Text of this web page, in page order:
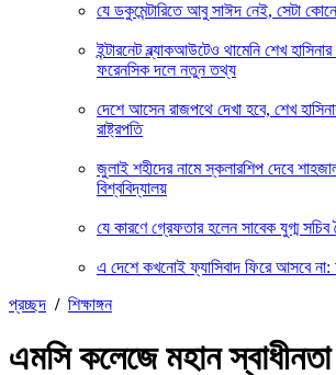
যে ডকুমেন্টারিতে আবু সাঈদ নেই, সেটা কোনো
ইন্টারনেট ব্ল্যাকআউটেও থামেনি শেখ
ফরেনসিক দলে নতুন তথ্য
দেশে আসেন রাজপথে দেখা হবে, শেখ
রাষ্ট্রপতি
জুলাই শহীদের নামে স্কলারশিপ দেবে
বিশ্ববিদ্যালয়
যে কারণে গ্রেফতার হলেন সাবেক যুগ্ম
এ দেশে কখনোই ফ্যাসিবাদ ফিরে আসবে
প্রচ্ছদ / শিক্ষাঙ্গন
এমসি কলেজে মহান